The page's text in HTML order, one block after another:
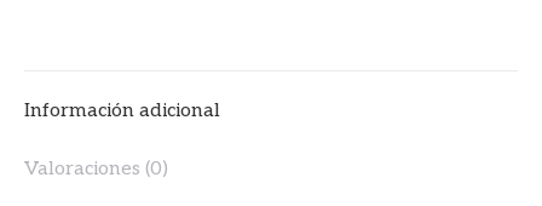
cantidad
Información adicional
Valoraciones (0)